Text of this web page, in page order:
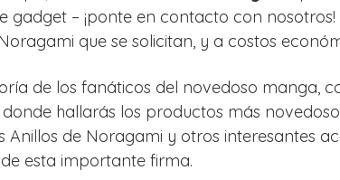
gadget – ¡ponte en contacto con
que se solicitan, y a costos
de los fanáticos del novedoso manga,
hallarás los productos más
Anillos de Noragami y otros interesantes
esta importante firma.